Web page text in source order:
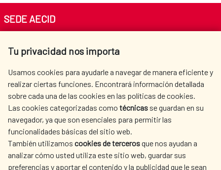
Tu privacidad nos importa
Usamos cookies para ayudarle a navegar de manera eficiente y
realizar ciertas funciones. Encontrará información detallada
sobre cada una de las cookies en las políticas de cookies.
Las cookies categorizadas como técnicas se guardan en su
navegador, ya que son esenciales para permitir las
funcionalidades básicas del sitio web.
También utilizamos cookies de tercerosque nos ayudan a
analizar cómo usted utiliza este sitio web, guardar sus
preferencias y aportar el contenido y la publicidad que le sean
SEDE AECID
Tel. +34 900 20 30 54​​​​​​​
AECID
WHERE DO WE COOPERATE?
SPANISH HUMANITARIAN
ACTION
PRESS ROOM
CULTURE AND SCIENCE LIBRARY